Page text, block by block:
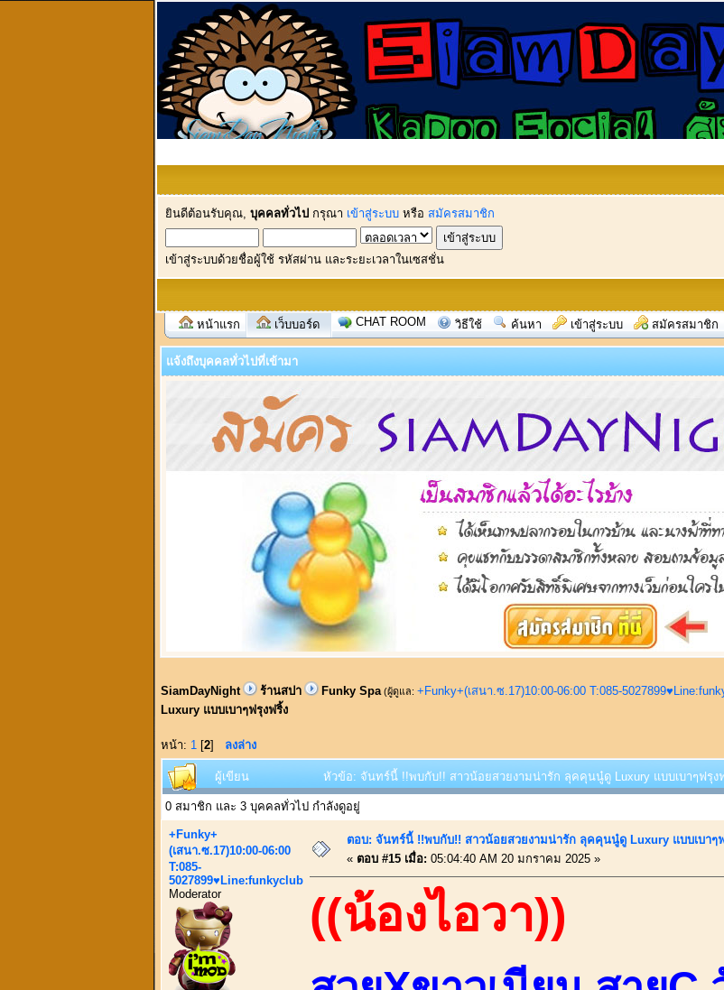
ยินดีต้อนรับคุณ, บุคคลทั่วไป กรุณา เข้าสู่ระบบ หรือ สมัครสมาชิก
เข้าสู่ระบบด้วยชื่อผู้ใช้ รหัสผ่าน และระยะเวลาในเซสชั่น
หน้าแรก เว็บบอร์ด CHAT ROOM วิธีใช้ ค้นหา เข้าสู่ระบบ สมัครสมาชิก
แจ้งถึงบุคคลทั่วไปที่เข้ามา
SiamDayNight ร้านสปา Funky Spa (ผู้ดูแล: +Funky+(เสนา.ซ.17)10:00-06:00 T:085-
Luxury แบบเบาๆฟรุงฟริ้ง
หน้า: 1 [2] ลงล่าง
ผู้เขียน หัวข้อ: จันทร์นี้ !!พบกับ!! สาวน้อยสวยงามน่ารัก ลุคคุนนู๋ดู Luxury แบบเบาๆฟรุง
0 สมาชิก และ 3 บุคคลทั่วไป กำลังดูอยู่
+Funky+
(เสนา.ซ.17)10:00-06:00
T:085-
5027899♥Line:funkyclub
Moderator
ตอบ: จันทร์นี้ !!พบกับ!! สาวน้อยสวยงามน่ารัก ลุคคุนนู๋ดู Luxury แบบเบาๆ
« ตอบ #15 เมื่อ: 05:04:40 AM 20 มกราคม 2025 »
((น้องไอวา))